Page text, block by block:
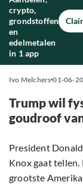
crypto,
grondstoffen
en
edelmetalen
in 1 app
Ivo Melchers 01-06-
Trump wil
goudroof
President
Knox gaat tellen.
grootste